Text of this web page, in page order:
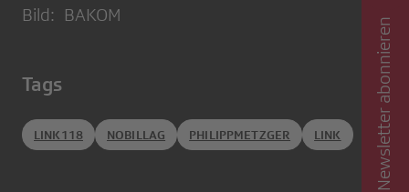
Bild: BAKOM
Tags
LINK118 NOBILLAG PHILIPPMETZGER LINK Newsletter abonnieren